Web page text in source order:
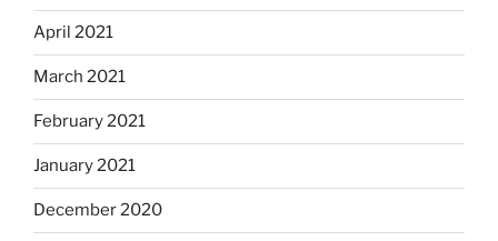
April 2021
March 2021
February 2021
January 2021
December 2020